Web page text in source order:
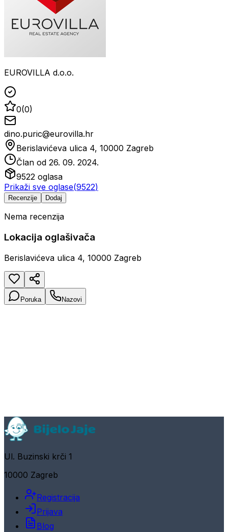
EUROVILLA d.o.o.
0(0)
dino.puric@eurovilla.hr
Berislavićeva ulica 4, 10000 Zagreb
Član od 26. 09. 2024.
9522 oglasa
Prikaži sve oglase(9522)
Recenzije Dodaj
Nema recenzija
Lokacija oglašivača
Berislavićeva ulica 4, 10000 Zagreb
Poruka Nazovi
Ul. Buzinski krči 1
10000 Zagreb
Registracija
Prijava
Blog